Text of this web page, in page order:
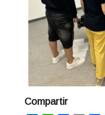
Compartir